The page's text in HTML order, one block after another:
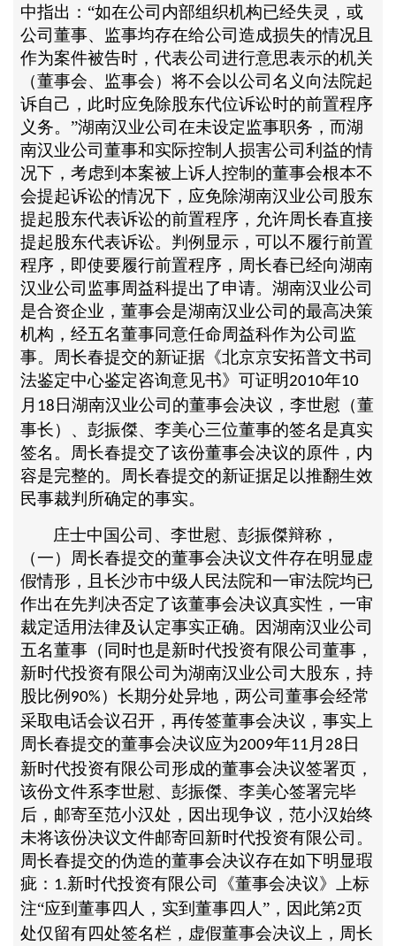
中指出：“如在公司内部组织机构已经失灵，或
公司董事、监事均存在给公司造成损失的情况且
作为案件被告时，代表公司进行意思表示的机关
（董事会、监事会）将不会以公司名义向法院起
诉自己，此时应免除股东代位诉讼时的前置程序
义务。”湖南汉业公司在未设定监事职务，而湖
南汉业公司董事和实际控制人损害公司利益的情
况下，考虑到本案被上诉人控制的董事会根本不
会提起诉讼的情况下，应免除湖南汉业公司股东
提起股东代表诉讼的前置程序，允许周长春直接
提起股东代表诉讼。判例显示，可以不履行前置
程序，即使要履行前置程序，周长春已经向湖南
汉业公司监事周益科提出了申请。湖南汉业公司
是合资企业，董事会是湖南汉业公司的最高决策
机构，经五名董事同意任命周益科作为公司监
事。周长春提交的新证据《北京京安拓普文书司
法鉴定中心鉴定咨询意见书》可证明2010年10
月 18 日湖南汉业公司的董事会决议，李世慰（董
事长）、彭振傑、李美心三位董事的签名是真实
签名。周长春提交了该份董事会决议的原件，内
容是完整的。周长春提交的新证据足以推翻生效
民事裁判所确定的事实。
庄士中国公司、李世慰、彭振傑辩称，
（一）周长春提交的董事会决议文件存在明显虚
假情形，且长沙市中级人民法院和一审法院均已
作出在先判决否定了该董事会决议真实性，一审
裁定适用法律及认定事实正确。因湖南汉业公司
五名董事（同时也是新时代投资有限公司董事，
新时代投资有限公司为湖南汉业公司大股东，持
股比例90% ）长期分处异地，两公司董事会经常
采取电话会议召开，再传签董事会决议，事实上
周长春提交的董事会决议应为2009年11 月 28 日
新时代投资有限公司形成的董事会决议签署页，
该份文件系李世慰、彭振傑、李美心签署完毕
后，邮寄至范小汉处，因出现争议，范小汉始终
未将该份决议文件邮寄回新时代投资有限公司。
周长春提交的伪造的董事会决议存在如下明显瑕
疵： 1.新时代投资有限公司《董事会决议》上标
注“应到董事四人，实到董事四人”，因此第2页
处仅留有四处签名栏，虚假董事会决议上，周长